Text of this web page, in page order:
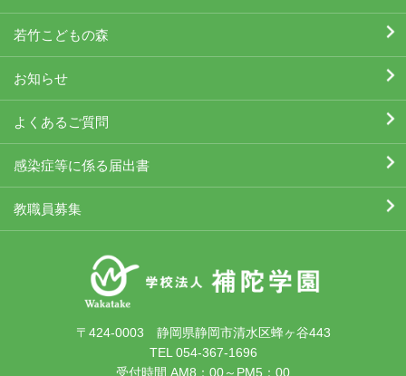
若竹こどもの森
お知らせ
よくあるご質問
感染症等に係る届出書
教職員募集
〒424-0003 静岡県静岡市清水区蜂ヶ谷443
TEL 054-367-1696
受付時間 AM8：00～PM5：00